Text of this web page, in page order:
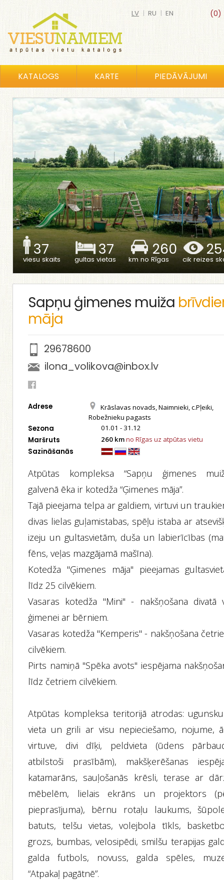
(0)
LV | RU | EN
KATALOGS KARTE PIEDĀVĀJUMI
37
viesu skaits
37
gultas vietas
260
km no Rīgas cik reizes
Sapņu ģimenes muiža
māja
29678600
ilona_volikova@inbox.lv
Adrese
Krāslavas novads, Naimnieki, c.Pļeiki,
Robežnieku pagasts
Sezona 01.01 - 31.12
Maršruts 260 kmno Rīgas uz atpūtas vietu
Sazināšanās
Atpūtas kompleksa “Sapņu ģimenes
galvenā ēka ir kotedža “Ģimenes māja”.
Tajā pieejama telpa ar galdiem, virtuvi un
divas lielas guļamistabas, spēļu istaba ar
izeju un gultasvietām, duša un labierīcības
fēns, veļas mazgājamā mašīna).
Kotedža "Ģimenes māja" pieejamas
līdz 25 cilvēkiem.
Vasaras kotedža "Mini" - nakšņošana divatā
ģimenei ar bērniem.
Vasaras kotedža "Kemperis" - nakšņošana
cilvēkiem.
Pirts namiņā "Spēka avots" iespējama
līdz četriem cilvēkiem.
Atpūtas kompleksa teritorijā atrodas:
vieta un grili ar visu nepieciešamo, nojume,
virtuve, divi dīķi, peldvieta (ūdens
atbilstoši prasībām), makšķerēšanas
katamarāns, sauļošanās krēsli, terase ar
mēbelēm, lielais ekrāns un projektors
pieprasījuma), bērnu rotaļu laukums,
batuts, telšu vietas, volejbola tīkls,
grozs, bumbas, velosipēdi, smilšu terapijas
galda futbols, novuss, galda spēles,
“Atpakaļ pagātnē”.